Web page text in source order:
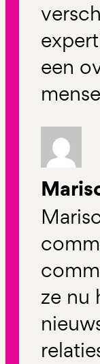
een
ze nu